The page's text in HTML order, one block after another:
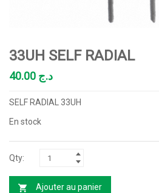
33UH SELF RADIAL
د.ج
SELF RADIAL 33UH
En stock
Ajouter au panier